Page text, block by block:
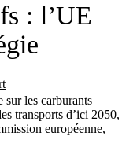
: l’UE
sur les carburants
transports d’ici 2050,
européenne,